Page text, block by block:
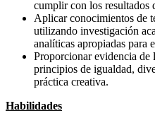
cumplir con los resultados
Aplicar conocimientos de
utilizando investigación
analíticas apropiadas para
Proporcionar evidencia de
principios de igualdad,
práctica creativa.
Habilidades